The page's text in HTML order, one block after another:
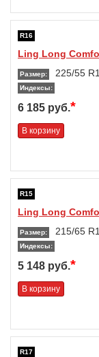
R16
Ling Long
Размер: 225/55
Индексы:
6 185 руб.*
В корзину
R15
Ling Long
Размер: 215/65
Индексы:
5 148 руб.*
В корзину
R17